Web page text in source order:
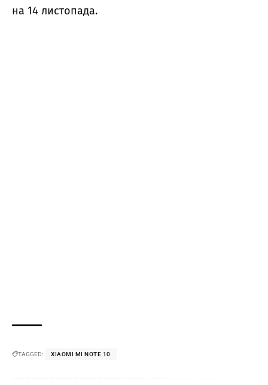
на 14 листопада.
TAGGED: XIAOMI MI NOTE 10